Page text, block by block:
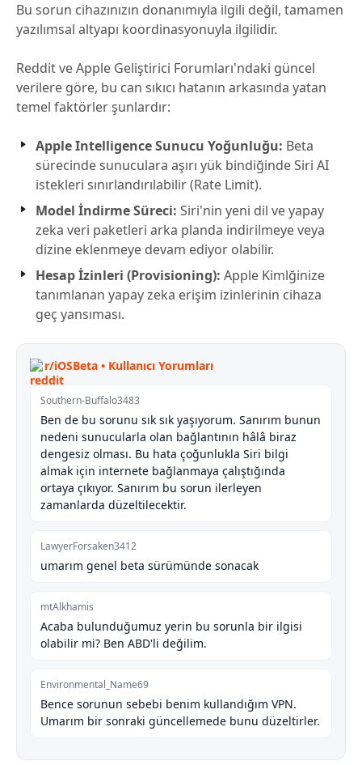
Bu sorun cihazınızın donanımıyla ilgili değil, tamamen
yazılımsal altyapı koordinasyonuyla ilgilidir.
Reddit ve Apple Geliştirici Forumları'ndaki güncel
verilere göre, bu can sıkıcı hatanın arkasında yatan
temel faktörler şunlardır:
Apple Intelligence Sunucu Yoğunluğu: Beta
sürecinde sunuculara aşırı yük bindiğinde Siri AI
istekleri sınırlandırılabilir (Rate Limit).
Model İndirme Süreci: Siri'nin yeni dil ve yapay
zeka veri paketleri arka planda indirilmeye veya
dizine eklenmeye devam ediyor olabilir.
Hesap İzinleri (Provisioning): Apple Kimlğinize
tanımlanan yapay zeka erişim izinlerinin cihaza
geç yansıması.
r/iOSBeta • Kullanıcı Yorumları
Southern-Buffalo3483
Ben de bu sorunu sık sık yaşıyorum. Sanırım bunun
nedeni sunucularla olan bağlantının hâlâ biraz
dengesiz olması. Bu hata çoğunlukla Siri bilgi
almak için internete bağlanmaya çalıştığında
ortaya çıkıyor. Sanırım bu sorun ilerleyen
zamanlarda düzeltilecektir.
LawyerForsaken3412
umarım genel beta sürümünde sonacak
mtAlkhamis
Acaba bulunduğumuz yerin bu sorunla bir ilgisi
olabilir mi? Ben ABD'li değilim.
Environmental_Name69
Bence sorunun sebebi benim kullandığım VPN.
Umarım bir sonraki güncellemede bunu düzeltirler.